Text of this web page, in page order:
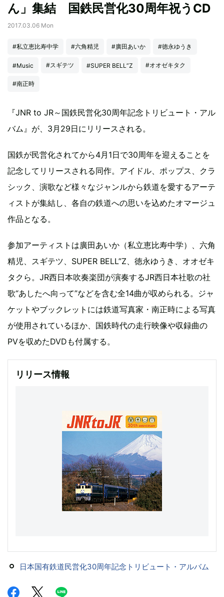
ん」集結 国鉄民営化30周年祝うCD
2017.03.06 Mon
#私立恵比寿中学 #六角精児 #廣田あいか #徳永ゆうき
#Music #スギテツ #SUPER BELL”Z #オオゼキタク
#南正時
『JNR to JR～国鉄民営化30周年記念トリビュート・アル
バム』が、3月29日にリリースされる。
国鉄が民営化されてから4月1日で30周年を迎えることを
記念してリリースされる同作。アイドル、ポップス、クラ
シック、演歌など様々なジャンルから鉄道を愛するアーテ
ィストが集結し、各自の鉄道への思いを込めたオマージュ
作品となる。
参加アーティストは廣田あいか（私立恵比寿中学）、六角
精児、スギテツ、SUPER BELL”Z、徳永ゆうき、オオゼキ
タクら。JR西日本吹奏楽団が演奏するJR西日本社歌の社
歌“あしたへ向って”などを含む全14曲が収められる。ジャ
ケットやブックレットには鉄道写真家・南正時による写真
が使用されているほか、国鉄時代の走行映像や収録曲の
PVを収めたDVDも付属する。
リリース情報
日本国有鉄道民営化30周年記念トリビュート・アルバム